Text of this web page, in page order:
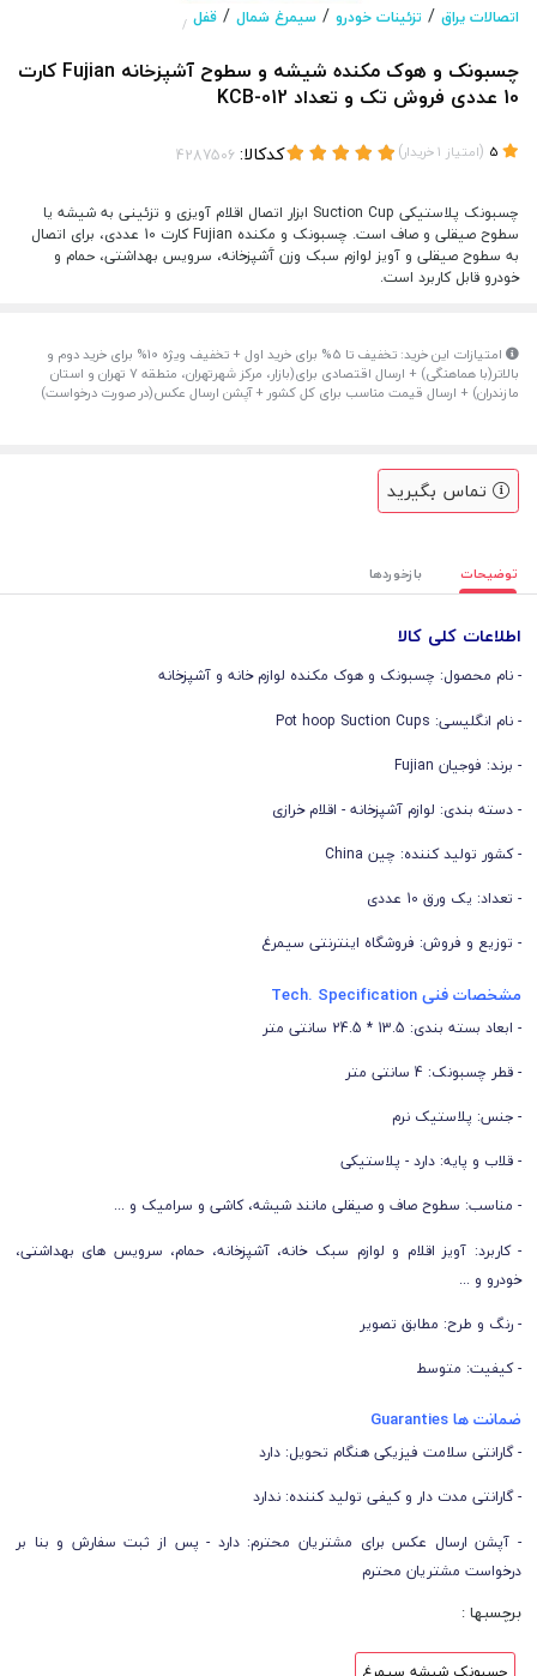
اتصالات یراق / تزئینات خودرو / سیمرغ شمال / قفل /
چسبونک و هوک مکنده شیشه و سطوح آشپزخانه Fujian کارت
10 عددی فروش تک و تعداد KCB-012
(امتیاز 1خریدار) کدکالا:
چسبونک پلاستیکی Suction Cup ابزار اتصال اقلام آویزی و تزئینی به شیشه یا
سطوح صیقلی و صاف است. چسبونک و مکنده Fujian کارت 10 عددی، برای اتصال
به سطوح صیقلی و آویز لوازم سبک وزن آَشپزخانه، سرویس بهداشتی، حمام و
خودرو قابل کاربرد است.
امتیازات این خرید: تخفیف تا 5% برای خرید اول + تخفیف ویژه 10% برای خرید دوم و
بالاتر(با هماهنگی) + ارسال اقتصادی برای(بازار، مرکز شهرتهران، منطقه 7 تهران و استان
مازندران) + ارسال قیمت مناسب برای کل کشور + آپشن ارسال عکس(در صورت درخواست)
تماس بگیرید
توضیحات بازخوردها
اطلاعات کلی کالا
- نام محصول: چسبونک و هوک مکنده لوازم خانه و آشپزخانه
- نام انگلیسی: Pot hoop Suction Cups
- برند: فوجیان Fujian
- دسته بندی: لوازم آشپزخانه - اقلام خرازی
- کشور تولید کننده: چین China
- تعداد: یک ورق 10 عددی
- توزیع و فروش: فروشگاه اینترنتی سیمرغ
مشخصات فنی Tech. Specification
- ابعاد بسته بندی: 13.5 * 24.5 سانتی متر
- قطر چسبونک: 4 سانتی متر
- جنس: پلاستیک نرم
- قلاب و پایه: دارد - پلاستیکی
- مناسب: سطوح صاف و صیقلی مانند شیشه، کاشی و سرامیک و ...
- کاربرد: آویز اقلام و لوازم سبک خانه، آشپزخانه، حمام، سرویس های بهداشتی،
خودرو و ...
- رنگ و طرح: مطابق تصویر
- کیفیت: متوسط
ضمانت ها Guaranties
- گارانتی سلامت فیزیکی هنگام تحویل: دارد
- گارانتی مدت دار و کیفی تولید کننده: ندارد
- آپشن ارسال عکس برای مشتریان محترم: دارد - پس از ثبت سفارش و بنا بر
درخواست مشتریان محترم
برچسبها :